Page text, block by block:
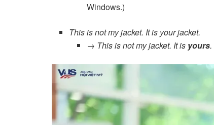
Windows.)
This is not my jacket. It is your jacket.
→ This is not my jacket. It is yours.